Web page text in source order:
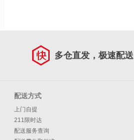
多仓直发，极速配送
配送方式
上门自提
211限时达
配送服务查询